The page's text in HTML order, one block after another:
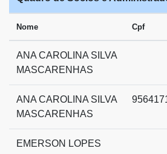
Nome Cpf
ANA CAROLINA SILVA
MASCARENHAS
ANA CAROLINA SILVA
MASCARENHAS
EMERSON LOPES